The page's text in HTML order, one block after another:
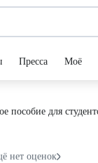
Пресса Моё
для
нет оценок